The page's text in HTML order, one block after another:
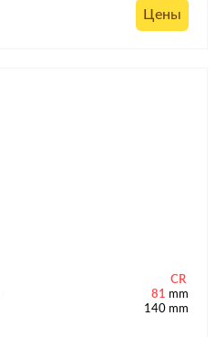
Цены
CR
81
mm
140 mm